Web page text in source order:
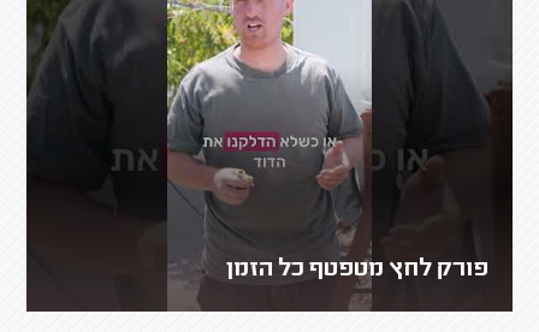
פורק לחץ מטפטף כל הזמן